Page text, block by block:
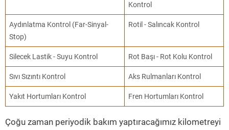
Kontrol
Aydınlatma Kontrol (Far-Sinyal-
Stop)
Rotil - Salıncak Kontrol
Silecek Lastik - Suyu Kontrol Rot Başı - Rot Kolu Kontrol
Sıvı Sızıntı Kontrol Aks Rulmanları Kontrol
Yakıt Hortumları Kontrol Fren Hortumları Kontrol
Çoğu zaman periyodik bakım yaptıracağımız kilometreyi